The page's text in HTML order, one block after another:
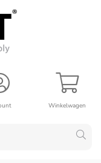
Winkelwagen